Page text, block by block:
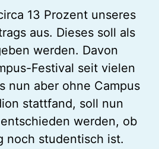
13 Prozent unseres
aus. Dieses soll als
werden. Davon
Festival seit vielen
nun aber ohne Campus
stattfand, soll nun
werden, ob
noch studentisch ist.